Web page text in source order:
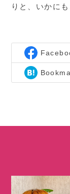
りと、いかに